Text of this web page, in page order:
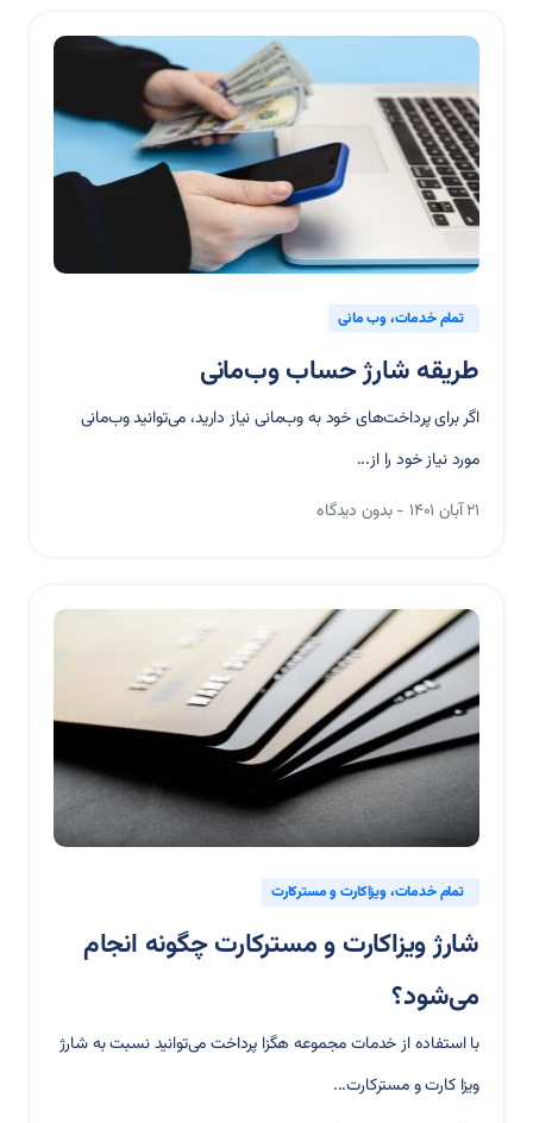
تمام خدمات وب مانی
طریقه شارژ حساب وب‌مانی
اگر برای پرداخت‌های خود به وب‌مانی نیاز دارید، می‌توانید وب‌مانی
مورد نیاز خود را از...
۲۱ آبان ۱۴۰۱
بدون دیدگاه
تمام خدمات ویزاکارت و مسترکارت
شارژ ویزاکارت و مسترکارت چگونه انجام
می‌شود؟
با استفاده از خدمات مجموعه هگزا پرداخت می‌توانید نسبت به شارژ
ویزا کارت و مسترکارت...